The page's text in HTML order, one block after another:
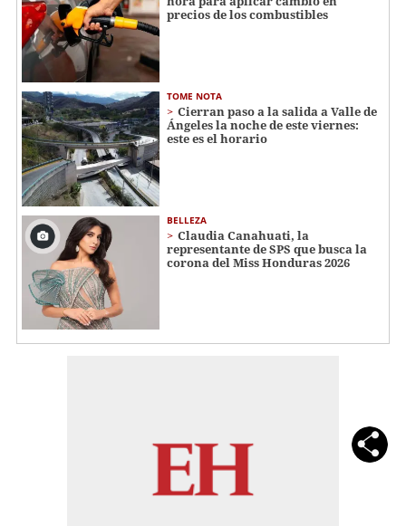
precios de los combustibles
TOME NOTA
Cierran paso a la salida a Valle de
Ángeles la noche de este viernes:
este es el horario
BELLEZA
Claudia Canahuati, la
representante de SPS que busca la
corona del Miss Honduras 2026